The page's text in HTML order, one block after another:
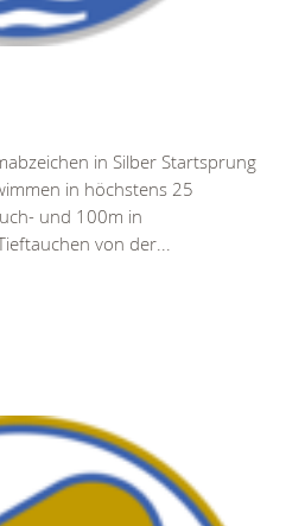
in Silber Startsprung
in höchstens 25
und 100m in
von der...